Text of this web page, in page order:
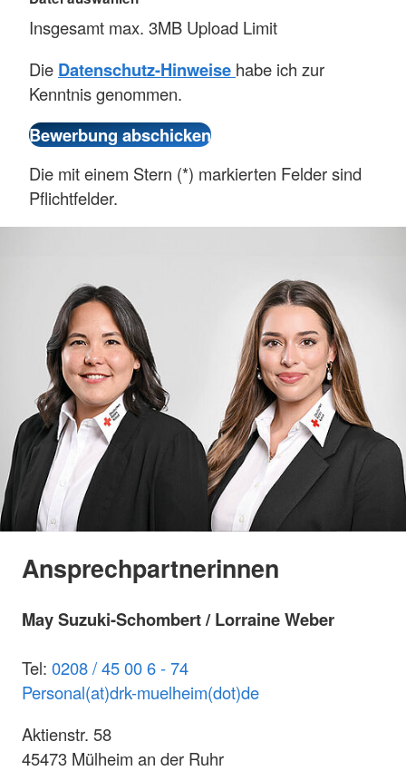
Insgesamt max. 3MB Upload Limit
Die Datenschutz-Hinweise habe ich zur
Kenntnis genommen.
Die mit einem Stern (*) markierten Felder sind
Pflichtfelder.
Ansprechpartnerinnen
May Suzuki-Schombert / Lorraine Weber
Tel: 0208 / 45 00 6 -74
Personal(at)drk-muelheim(dot)de
Aktienstr. 58
45473 Mülheim an der Ruhr